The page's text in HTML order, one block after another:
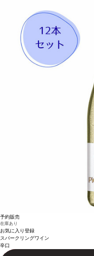
れますが、出荷は配送予定日に準
ます。 ・お届け先1件につき送料
ご利用いただけません。 ・クール
予約販売
在庫あり
お気に入り登録
スパークリングワイン
辛口